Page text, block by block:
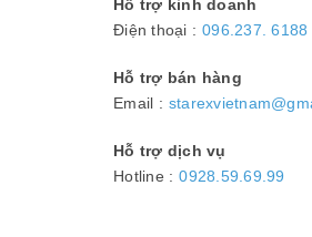
Hỗ trợ kinh doanh
Điện thoại : 096.237. 6188
Hỗ trợ bán hàng
Email :
Hỗ trợ dịch vụ
Hotline : 0928.59.69.99